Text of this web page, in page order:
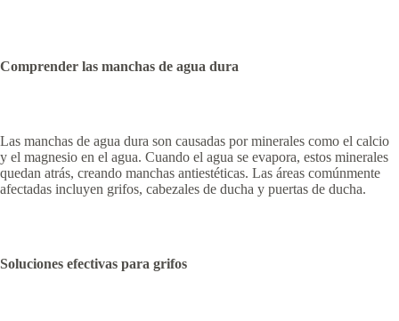
Comprender las manchas de agua dura
Las manchas de agua dura son causadas por minerales como el calcio
y el magnesio en el agua. Cuando el agua se evapora, estos minerales
quedan atrás, creando manchas antiestéticas. Las áreas comúnmente
afectadas incluyen grifos, cabezales de ducha y puertas de ducha.
Soluciones efectivas para grifos